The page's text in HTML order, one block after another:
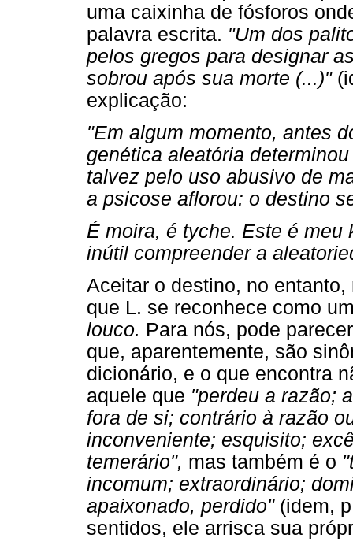
uma caixinha de fósforos
palavra escrita. "Um dos
pelos gregos para designar
sobrou após sua morte (...)"
explicação:
"Em algum momento, antes
genética aleatória
talvez pelo uso abusivo de
a psicose aflorou: o destino
É moira, é tyche. Este é meu
inútil compreender a
Aceitar o destino, no
que L. se reconhece como
louco. Para nós, pode
que, aparentemente, são
dicionário, e o que encontra
aquele que "perdeu a razão;
fora de si; contrário à razão
inconveniente; esquisito;
temerário", mas também é o
incomum; extraordinário;
apaixonado, perdido"(idem,
sentidos, ele arrisca sua